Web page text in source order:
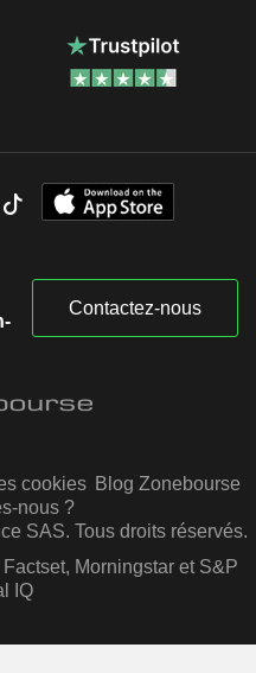
Contactez-nous
cookies Blog Zonebourse
nous ?
SAS. Tous droits réservés.
Morningstar et S&P
IQ